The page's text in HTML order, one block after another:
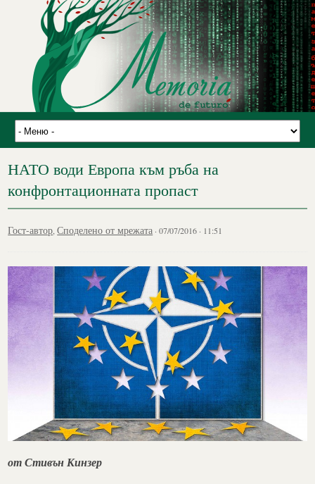
НАТО води Европа към ръба на
конфронтационната пропаст
Гост-автор ,Споделено от мрежата · 07/07/2016 · 11:51
от Стивън Кинзер